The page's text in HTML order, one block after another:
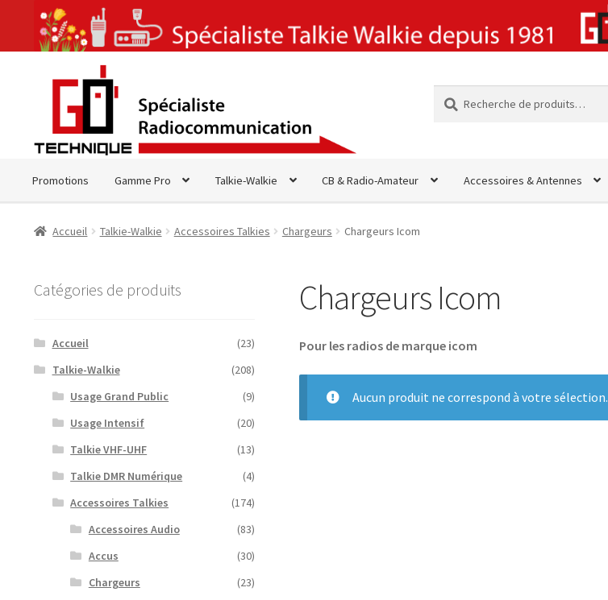
à
navigation
au
pour :
Promotions Gamme Pro Talkie-Walkie CB & Radio-Amateur Accessoires & Antennes
Accueil Talkie-Walkie Accessoires Talkies Chargeurs Chargeurs Icom
Chargeurs Icom
Pour les radios de marque icom
Aucun produit ne correspond à votre sélection.
Catégories de produits
Accueil
(23)
Talkie-Walkie
(208)
Usage Grand Public
(9)
Usage Intensif
(20)
Talkie VHF-UHF
(13)
Talkie DMR Numérique
(4)
Accessoires Talkies
(174)
Accessoires Audio
(83)
Accus
(30)
Chargeurs
(23)